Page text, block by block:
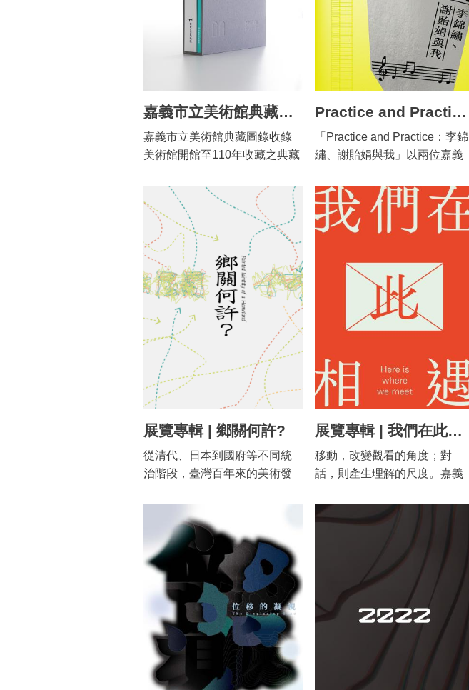
嘉義市立美術館典藏圖文錄
嘉義市立美術館典藏圖錄收錄
美術館開館至110年收藏之典藏
品、桃城美展首獎作品及各界
捐贈作品，創作題材及媒材豐
富多元，分為書畫、西畫、雕
塑、攝影四大類別。本書分為
圖、文錄兩冊，依類別、藝術
家姓氏筆畫、作品創作年代排
序，並標示圖文錄相互對應頁
數，利於讀者閱讀及查閱作品
資訊。
Practice and Practice：李錦繡、謝貽娟與我
「Practice and Practice：李錦
繡、謝貽娟與我」以兩位嘉義
2003）與謝貽娟（1967–
2017）為核心，透過作品、日
常習作、實驗創作與教案，展
之間的思考與實踐歷程。展覽
亦由蔡志賢、康雅筑、王怡婷
三位藝術家，透過田調與現地
創作，共構跨世代對話，重新
看見兩位嘉義當代藝術家的藝
展覽專輯 | 鄉關何許?
從清代、日本到國府等不同統
治階段，臺灣百年來的美術發
是因求學、工作、經商、移防
或戰爭而流離他方，藝術家往
來於不同國度，跨域之間造成
的遷徙、接觸、融混與衝突，
已無可避免。 全新展覽以「鄉
關何許？」為名，設定嘉義地
區為空間端點，探索日治時期
至戰後期間，臺灣及中國兩岸
畫家往返其間產生美術流動及
跨文化交涉對應等議題。同
展覽專輯 | 我們在此相遇
移動，改變觀看的角度；對
話，則產生理解的尺度。嘉義
代中的創造」為題，回看大疫
後的歷史意義，也遙想過去的
續開創、以藝術回應時代。 本
展與天美藝術基金會共同主
辦，過去十年基金會支持逾54
位臺灣青生代藝術家參與「台
交流。這段生命旅程對於創作